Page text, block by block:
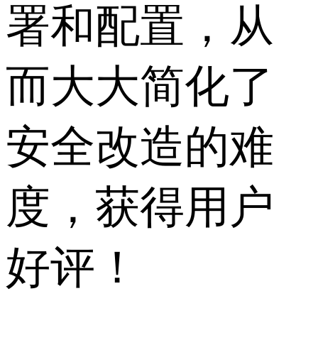
署和配置，从
而大大简化了
安全改造的难
度，获得用户
好评！